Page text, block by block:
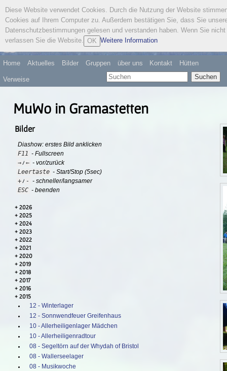
Österreichischer
Wandervogel
Home Aktuelles Bilder Gruppen über uns Kontakt Hütten
Verweise Suchen
MuWo in Gramastetten
Bilder
Diashow: erstes Bild anklicken
F11 - Fullscreen
→ / ← - vor/zurück
Leertaste - Start/Stop (5sec)
+ / - - schneller/langsamer
ESC - beenden
2026
2025
2024
2023
2022
2021
2020
2019
2018
2017
2016
2015
12 - Winterlager
12 - Sonnwendfeuer Greifenhaus
10 - Allerheiligenlager Mädchen
10 - Allerheiligenradtour
08 - Segeltörn auf der Whydah of Bristol
08 - Wallerseelager
08 - Musikwoche
Diese Website verwendet Cookies. Durch die Nutzung der Website
Cookies auf Ihrem Computer zu. Außerdem bestätigen Sie, dass Sie
Datenschutzbestimmungen gelesen und verstanden haben. Wenn Sie
verlassen Sie die Website. OK Weitere Information